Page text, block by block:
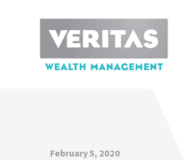
February 5, 2020